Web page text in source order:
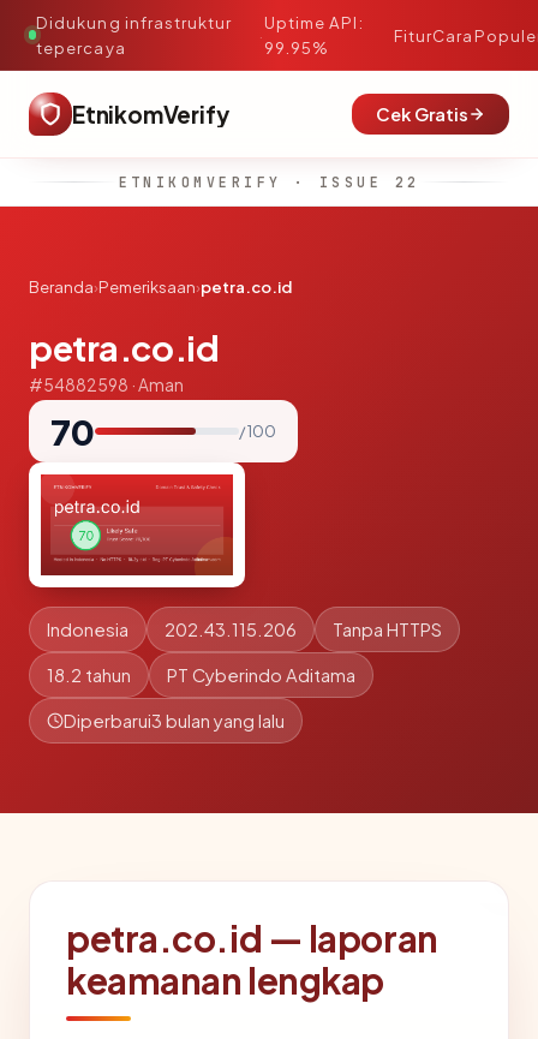
Didukung infrastruktur
tepercaya
·
Uptime API:
99.95%
FiturCara
EtnikomVerify Cek Gratis
ETNIKOMVERIFY · ISSUE 22
Beranda›Pemeriksaan›petra.co.id
petra.co.id
#54882598 · Aman
70 / 100
Indonesia 202.43.115.206 Tanpa HTTPS
18.2 tahun PT Cyberindo Aditama
Diperbarui3 bulan yang lalu
petra.co.id — laporan
keamanan lengkap